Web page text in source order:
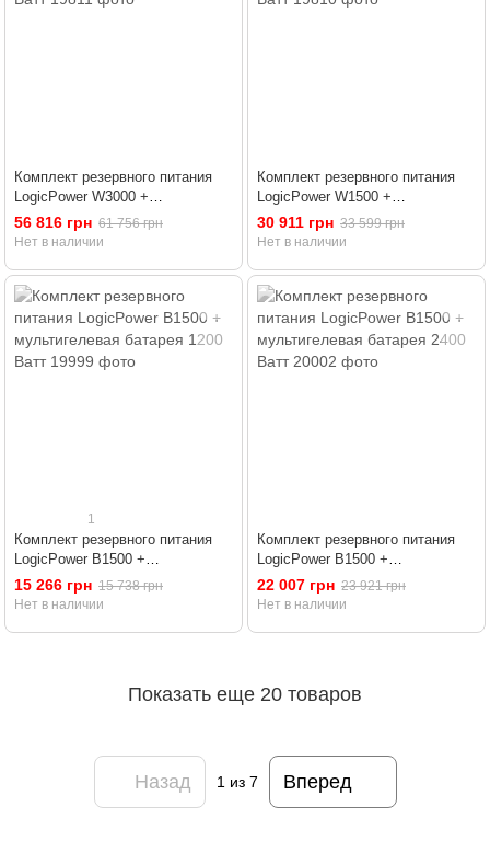
Комплект резервного питания
LogicPower W3000 +
мультигелевая батарея 8280
Ватт
56 816 грн 61 756 грн
Нет в наличии
Комплект резервного питания
LogicPower W1500 +
мультигелевая батарея 4140
Ватт
30 911 грн 33 599 грн
Нет в наличии
1
Комплект резервного питания
LogicPower B1500 +
мультигелевая батарея 1200
Ватт
15 266 грн 15 738 грн
Нет в наличии
Комплект резервного питания
LogicPower B1500 +
мультигелевая батарея 2400
Ватт
22 007 грн 23 921 грн
Нет в наличии
Показать еще 20 товаров
Назад 1 из 7 Вперед